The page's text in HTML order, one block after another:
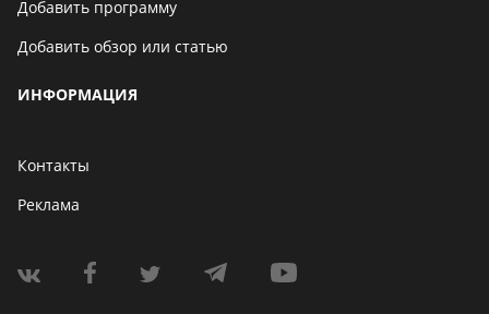
Добавить программу
Добавить обзор или статью
ИНФОРМАЦИЯ
Контакты
Реклама